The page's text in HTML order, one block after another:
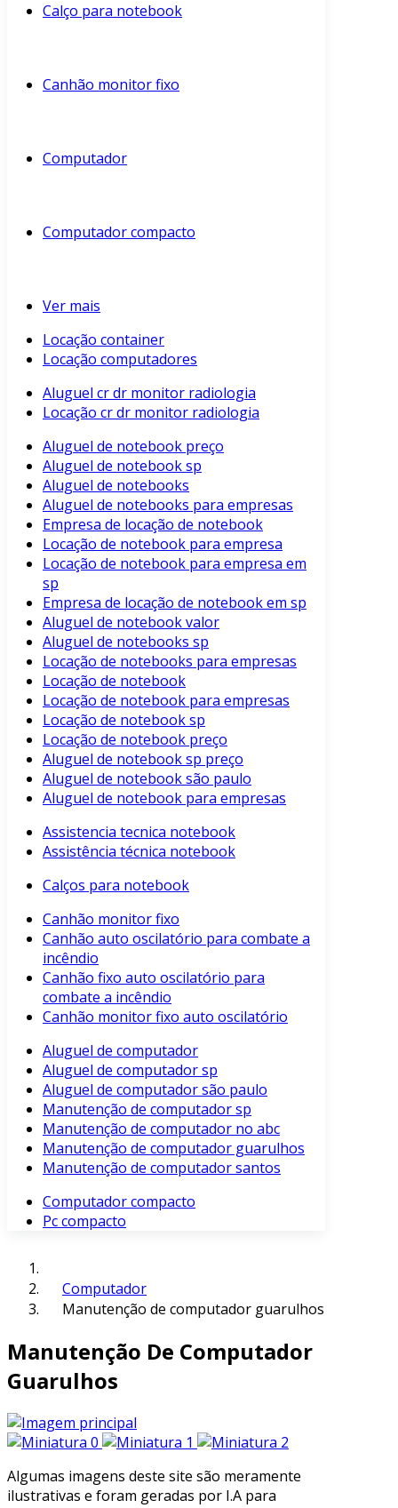
Calço para notebook
Canhão monitor fixo
Computador
Computador compacto
Ver mais
Locação container
Locação computadores
Aluguel cr dr monitor radiologia
Locação cr dr monitor radiologia
Aluguel de notebook preço
Aluguel de notebook sp
Aluguel de notebooks
Aluguel de notebooks para empresas
Empresa de locação de notebook
Locação de notebook para empresa
Locação de notebook para empresa em
sp
Empresa de locação de notebook em sp
Aluguel de notebook valor
Aluguel de notebooks sp
Locação de notebooks para empresas
Locação de notebook
Locação de notebook para empresas
Locação de notebook sp
Locação de notebook preço
Aluguel de notebook sp preço
Aluguel de notebook são paulo
Aluguel de notebook para empresas
Assistencia tecnica notebook
Assistência técnica notebook
Calços para notebook
Canhão monitor fixo
Canhão auto oscilatório para combate a
incêndio
Canhão fixo auto oscilatório para
combate a incêndio
Canhão monitor fixo auto oscilatório
Aluguel de computador
Aluguel de computador sp
Aluguel de computador são paulo
Manutenção de computador sp
Manutenção de computador no abc
Manutenção de computador guarulhos
Manutenção de computador santos
Computador compacto
Pc compacto
Computador
Manutenção de computador guarulhos
Manutenção De Computador
Guarulhos
Algumas imagens deste site são meramente
ilustrativas e foram geradas por I.A para